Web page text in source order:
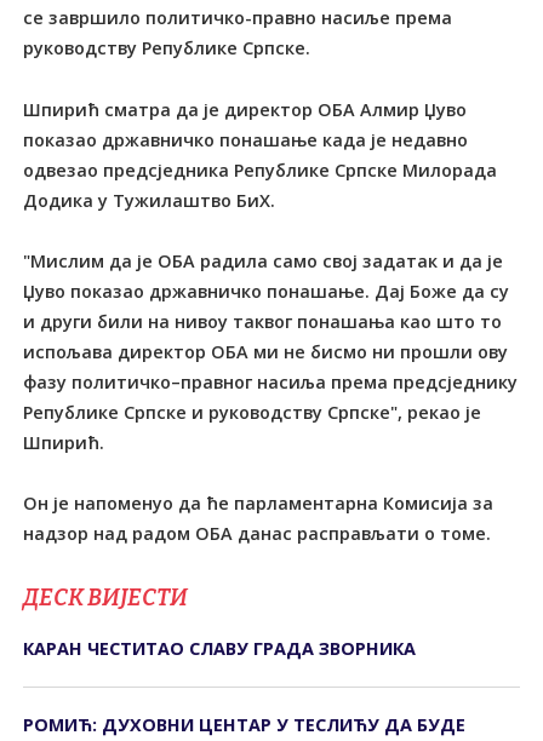
се завршило политичко-правно насиље према
руководству Републике Српске.
Шпирић сматра да је директор ОБА Алмир Џуво
показао државничко понашање када је недавно
одвезао предсједника Републике Српске Милорада
Додика у Тужилаштво БиХ.
"Мислим да је ОБА радила само свој задатак и да је
Џуво показао државничко понашање. Дај Боже да су
и други били на нивоу таквог понашања као што то
испољава директор ОБА ми не бисмо ни прошли ову
фазу политичко–правног насиља према предсједнику
Републике Српске и руководству Српске", рекао је
Шпирић.
Он је напоменуо да ће парламентарна Комисија за
надзор над радом ОБА данас расправљати о томе.
ДЕСК ВИЈЕСТИ
КАРАН ЧЕСТИТАО СЛАВУ ГРАДА ЗВОРНИКА
РОМИЋ: ДУХОВНИ ЦЕНТАР У ТЕСЛИЋУ ДА БУДЕ